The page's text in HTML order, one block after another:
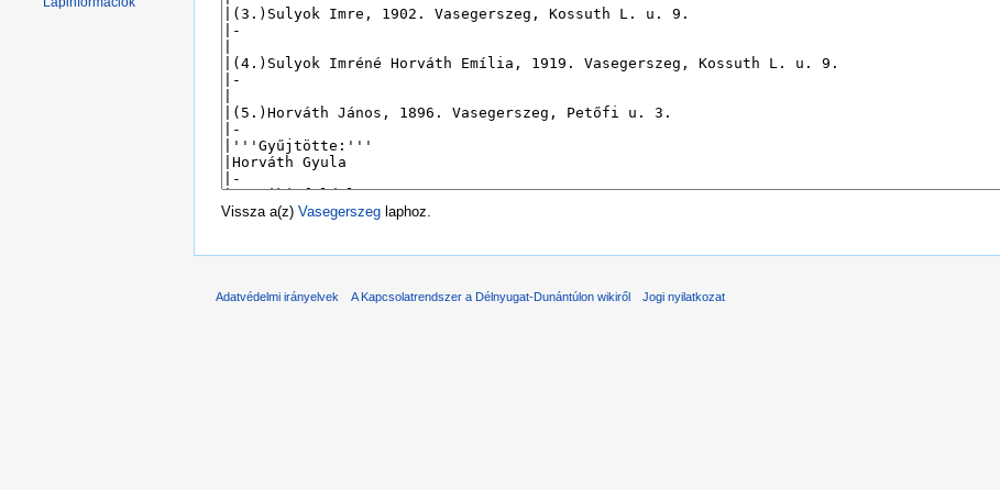
Vissza a(z) Vasegerszeg laphoz.
Adatvédelmi irányelvek A Kapcsolatrendszer a Délnyugat-Dunántúlon wikiről Jogi nyilatkozat